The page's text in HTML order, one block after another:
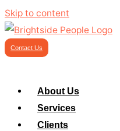
Skip to content
Contact Us
About Us
Services
Clients